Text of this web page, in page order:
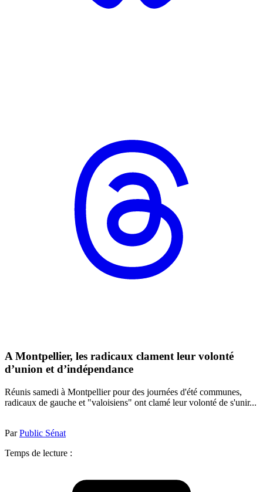
A Montpellier, les radicaux clament leur volonté
d’union et d’indépendance
Réunis samedi à Montpellier pour des journées d'été communes,
radicaux de gauche et "valoisiens" ont clamé leur volonté de s'unir...
ParPublic Sénat
Temps de lecture :